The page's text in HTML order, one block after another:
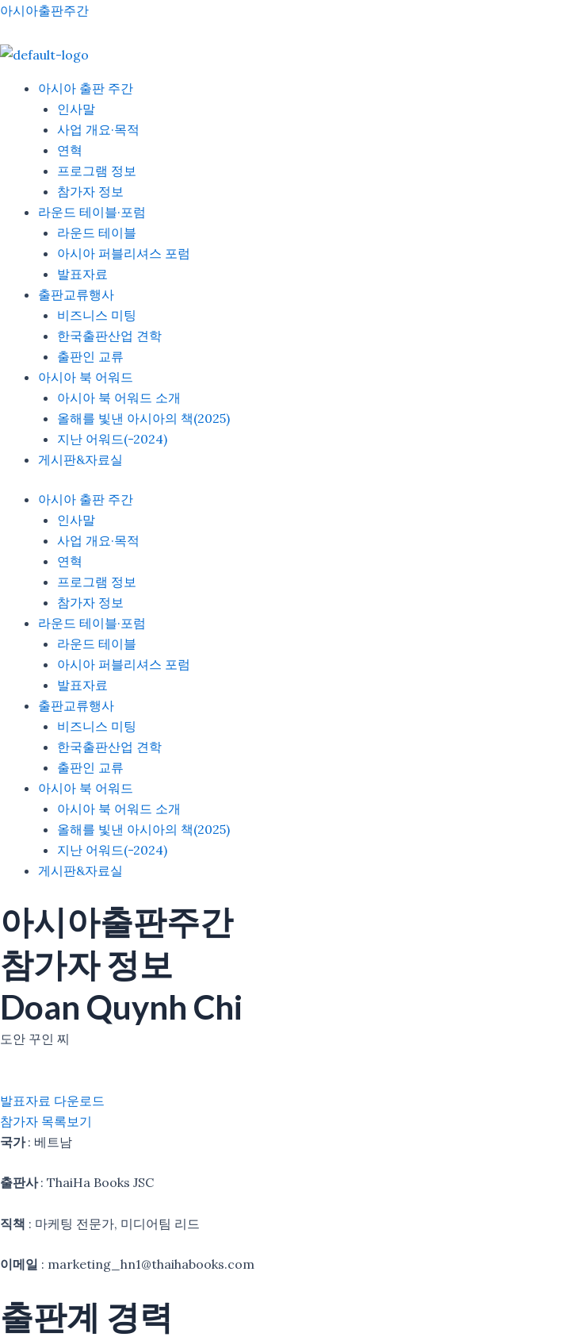
Skip
content
아시아출판주간
아시아 출판 주간
인사말
사업 개요·목적
연혁
프로그램 정보
참가자 정보
라운드 테이블·포럼
라운드 테이블
아시아 퍼블리셔스 포럼
발표자료
출판교류행사
비즈니스 미팅
한국출판산업 견학
출판인 교류
아시아 북 어워드
아시아 북 어워드 소개
올해를 빛낸 아시아의 책(2025)
지난 어워드(-2024)
게시판&자료실
아시아 출판 주간
인사말
사업 개요·목적
연혁
프로그램 정보
참가자 정보
라운드 테이블·포럼
라운드 테이블
아시아 퍼블리셔스 포럼
발표자료
출판교류행사
비즈니스 미팅
한국출판산업 견학
출판인 교류
아시아 북 어워드
아시아 북 어워드 소개
올해를 빛낸 아시아의 책(2025)
지난 어워드(-2024)
게시판&자료실
아시아출판주간
참가자 정보
Doan Quynh Chi
도안 꾸인 찌
발표자료 다운로드
참가자 목록보기
국가: 베트남
출판사: ThaiHa Books JSC
직책 : 마케팅 전문가, 미디어팀 리드
이메일 : marketing_hn1@thaihabooks.com
출판계 경력